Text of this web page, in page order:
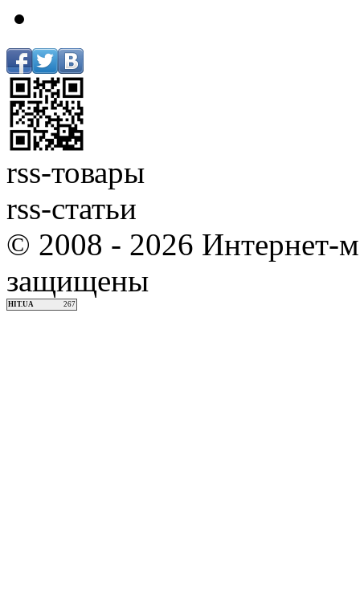
rss-товары
rss-статьи
© 2008 - 2026 Интернет-
защищены
HIT.UA 267